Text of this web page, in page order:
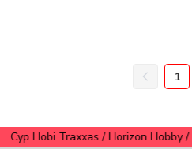
1
Hobi Traxxas / Horizon Hobby /